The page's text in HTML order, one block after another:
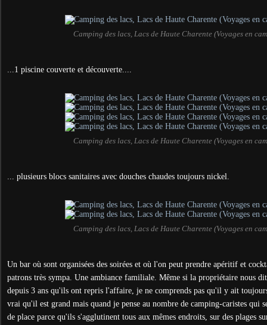
Camping des lacs, Lacs de Haute Charente (Voyages en
...1 piscine couverte et découverte....
Camping des lacs, Lacs de Haute Charente (Voyages en
... plusieurs blocs sanitaires avec douches chaudes toujours nickel.
Camping des lacs, Lacs de Haute Charente (Voyages en
Un bar où sont organisées des soirées et où l'on peut prendre apéritif et
patrons très sympa. Une ambiance familiale. Même si la propriétaire nous
depuis 3 ans qu'ils ont repris l'affaire, je ne comprends pas qu'il y ait
vrai qu'il est grand mais quand je pense au nombre de camping-caristes qui
de place parce qu'ils s'agglutinent tous aux mêmes endroits, sur des plages